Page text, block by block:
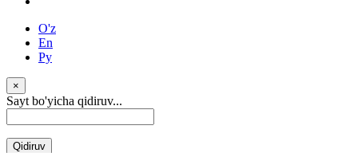
O'z
En
Ру
×
Sayt bo'yicha qidiruv...
Qidiruv